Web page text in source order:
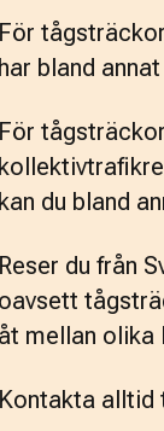
För
har bland
För
kan du bland
Reser du från
oavsett
åt mellan olika
Kontakta alltid